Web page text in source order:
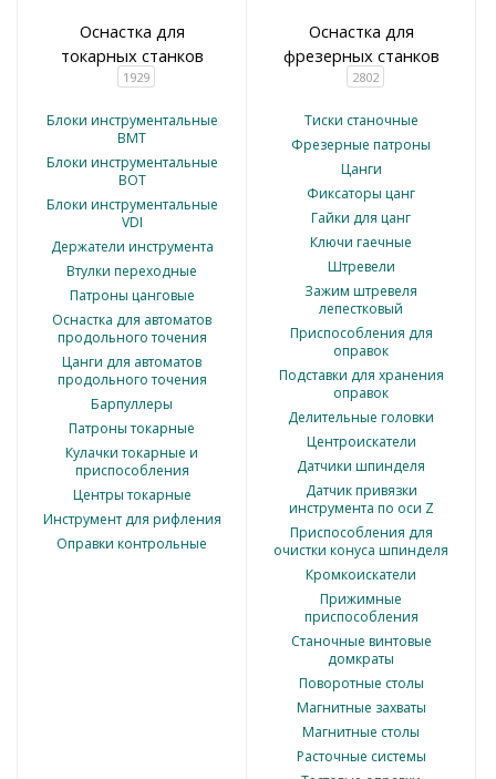
Оснастка для
токарных станков
1929
Блоки инструментальные
BMT
Блоки инструментальные
BOT
Блоки инструментальные
VDI
Держатели инструмента
Втулки переходные
Патроны цанговые
Оснастка для автоматов
продольного точения
Цанги для автоматов
продольного точения
Барпуллеры
Патроны токарные
Кулачки токарные и
приспособления
Центры токарные
Инструмент для рифления
Оправки контрольные
Оснастка для
фрезерных станков
2802
Тиски станочные
Фрезерные патроны
Цанги
Фиксаторы цанг
Гайки для цанг
Ключи гаечные
Штревели
Зажим штревеля
лепестковый
Приспособления для
оправок
Подставки для хранения
оправок
Делительные головки
Центроискатели
Датчики шпинделя
Датчик привязки
инструмента по оси Z
Приспособления для
очистки конуса шпинделя
Кромкоискатели
Прижимные
приспособления
Станочные винтовые
домкраты
Поворотные столы
Магнитные захваты
Магнитные столы
Расточные системы